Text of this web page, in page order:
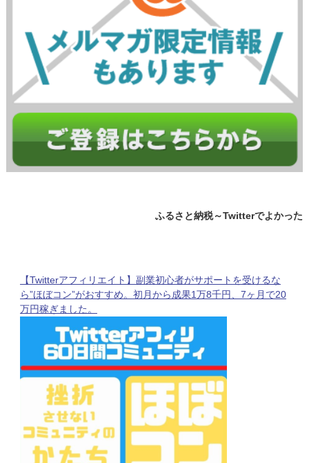
ふるさと納税～Twitterでよかった
【Twitterアフィリエイト】副業初心者がサポートを受けるな
ら”ほぼコン”がおすすめ。初月から成果1万8千円、7ヶ月で20
万円稼ぎました。